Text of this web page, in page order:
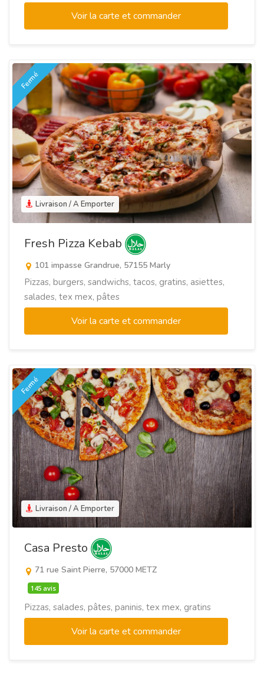
Voir la carte et commander
Livraison / A Emporter
Fermé
Fresh Pizza Kebab
101 impasse Grandrue, 57155 Marly
Pizzas, burgers, sandwichs, tacos, gratins, asiettes,
salades, tex mex, pâtes
Voir la carte et commander
Livraison / A Emporter
Fermé
Casa Presto
71 rue Saint Pierre, 57000 METZ
145 avis
Pizzas, salades, pâtes, paninis, tex mex, gratins
Voir la carte et commander